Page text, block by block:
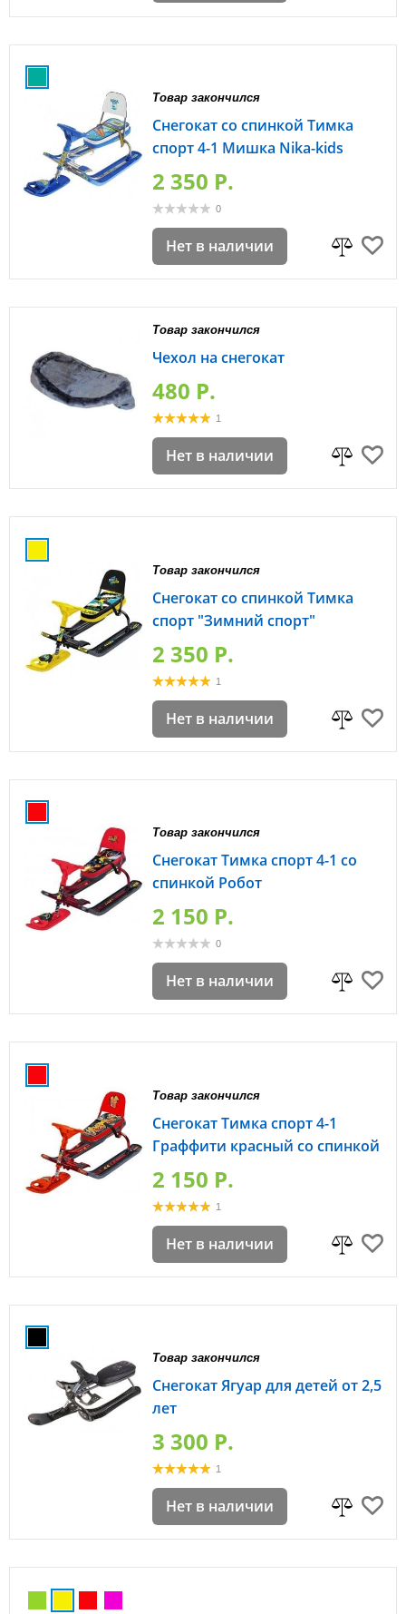
Товар закончился
Снегокат со спинкой Тимка
спорт 4-1 Мишка Nika-kids
2 350 P.
0
Нет в наличии
Товар закончился
Чехол на снегокат
480 P.
1
Нет в наличии
Товар закончился
Снегокат со спинкой Тимка
спорт "Зимний спорт"
2 350 P.
1
Нет в наличии
Товар закончился
Снегокат Тимка спорт 4-1 со
спинкой Робот
2 150 P.
0
Нет в наличии
Товар закончился
Снегокат Тимка спорт 4-1
Граффити красный со спинкой
2 150 P.
1
Нет в наличии
Товар закончился
Снегокат Ягуар для детей от 2,5
лет
3 300 P.
1
Нет в наличии